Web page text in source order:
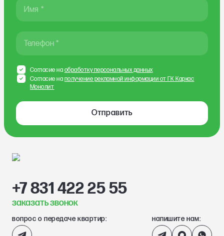
Имя *
Телефон *
Отправить
Согласие на обработку персональных данных
Согласие на получение рекламной информации от ГК Каркас
Монолит
+7 831 422 25 55
заказать звонок
вопрос о передаче квартир: напишите нам: